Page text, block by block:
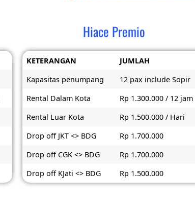
Hiace Premio
KETERANGAN
JUMLAH
Kapasitas penumpang
12 pax include Sopir
Rental Dalam Kota
Rp 1.300.000 / 12 jam
Rental Luar Kota
Rp 1.500.000 / Hari
Drop off JKT <> BDG
Rp 1.700.000
Drop off CGK <> BDG
Rp 1.700.000
Drop off KJati <> BDG
Rp 1.500.000